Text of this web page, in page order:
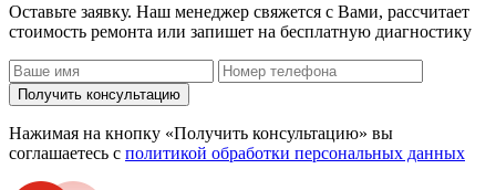
Оставьте заявку. Наш менеджер свяжется с Вами, расcчитает
стоимость ремонта или запишет на бесплатную диагностику
Получить консультацию
Нажимая на кнопку «Получить консультацию» вы
соглашаетесь с политикой обработки персональных данных